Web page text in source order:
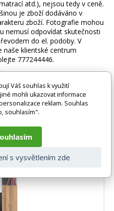
atd.), nejsou tedy v ceně.
je zboží dodáváno v
zboží. Fotografie mohou
nemusí odpovídat skutečnosti
do el. podoby. V
klientské centrum
777244446.
produkty
Váš souhlas k využití
mohli ukazovat informace
reklam. Souhlas
souhlasím".
s vysvětlením zde